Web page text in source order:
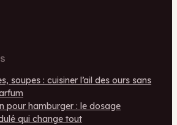
soupes : cuisiner l’ail des ours sans
pour hamburger : le dosage
qui change tout